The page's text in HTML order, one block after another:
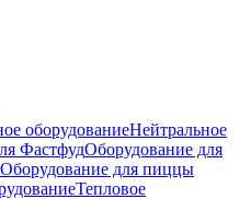
оборудованиеНейтральное
ФастфудОборудование для
Оборудование для пиццы
Тепловое